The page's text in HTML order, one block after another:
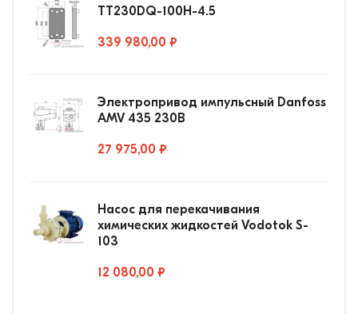
ТТ230DQ-100Н-4.5
339 980,00 ₽
Электропривод импульсный Danfoss
AMV 435 230В
27 975,00 ₽
Насос для перекачивания
химических жидкостей Vodotok S-
103
12 080,00 ₽